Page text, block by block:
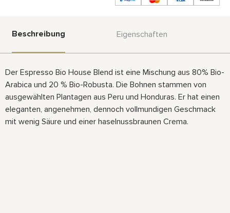
Beschreibung Eigenschaften
Der Espresso Bio House Blend ist eine Mischung aus 80% Bio-
Arabica und 20 % Bio-Robusta. Die Bohnen stammen von
ausgewählten Plantagen aus Peru und Honduras. Er hat einen
eleganten, angenehmen, dennoch vollmundigen Geschmack
mit wenig Säure und einer haselnussbraunen Crema.